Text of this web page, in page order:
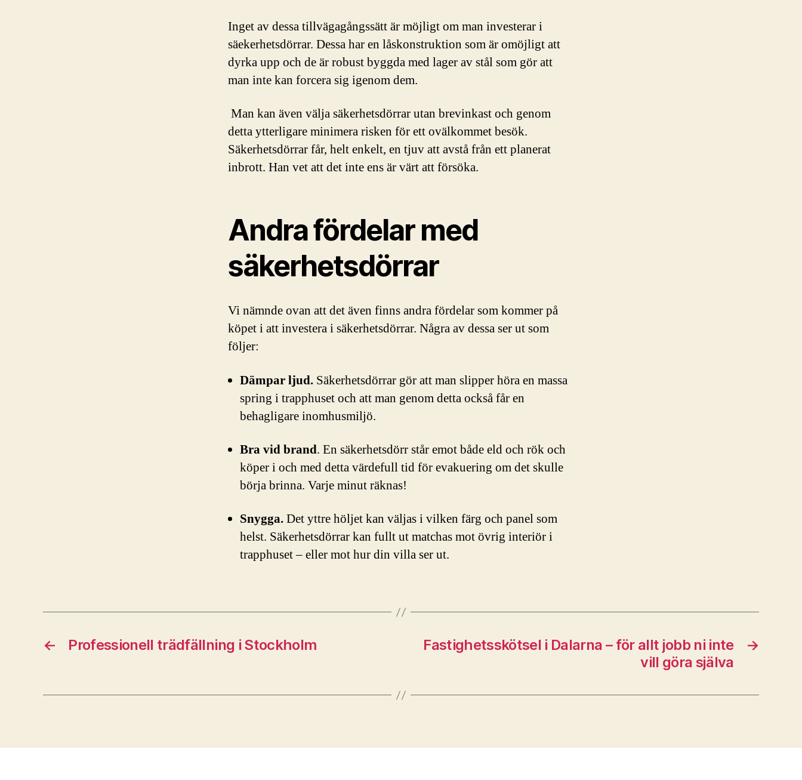
Inget av dessa tillvägagångssätt är möjligt om man investerar i
säekerhetsdörrar. Dessa har en låskonstruktion som är omöjligt att
dyrka upp och de är robust byggda med lager av stål som gör att
man inte kan forcera sig igenom dem.
Man kan även välja säkerhetsdörrar utan brevinkast och genom
detta ytterligare minimera risken för ett ovälkommet besök.
Säkerhetsdörrar får, helt enkelt, en tjuv att avstå från ett planerat
inbrott. Han vet att det inte ens är värt att försöka.
Andra fördelar med
säkerhetsdörrar
Vi nämnde ovan att det även finns andra fördelar som kommer på
köpet i att investera i säkerhetsdörrar. Några av dessa ser ut som
följer:
Dämpar ljud. Säkerhetsdörrar gör att man slipper höra en massa
spring i trapphuset och att man genom detta också får en
behagligare inomhusmiljö.
Bra vid brand. En säkerhetsdörr står emot både eld och rök och
köper i och med detta värdefull tid för evakuering om det skulle
börja brinna. Varje minut räknas!
Snygga.Det yttre höljet kan väljas i vilken färg och panel som
helst. Säkerhetsdörrar kan fullt ut matchas mot övrig interiör i
trapphuset – eller mot hur din villa ser ut.
← Professionell trädfällning i Stockholm →
Fastighetsskötsel i Dalarna – för allt jobb ni inte
vill göra själva